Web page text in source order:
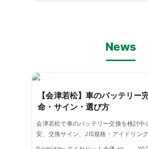
News
【会津若松】車のバッテリー
命・サイン・選び方
会津若松で車のバッテリー交換を検討中
安、交換サイン、JIS規格・アイドリン
冷地仕様の選び方まで解説。会津の冬を